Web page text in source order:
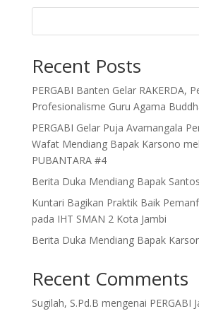
Recent Posts
PERGABI Banten Gelar RAKERDA,
Profesionalisme Guru Agama
PERGABI Gelar Puja Avamangala
Wafat Mendiang Bapak Karsono
PUBANTARA #4
Berita Duka Mendiang Bapak
Kuntari Bagikan Praktik Baik
pada IHT SMAN 2 Kota Jambi
Berita Duka Mendiang Bapak
Recent Comments
Sugilah, S.Pd.B mengenai PERGABI